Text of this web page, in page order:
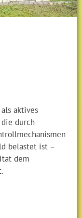
aktives
durch
belastet ist –
dem